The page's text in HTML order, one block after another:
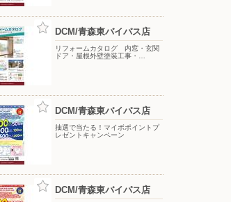
DCM/青森東バイパス店
リフォームカタログ 内窓・玄関
ドア・屋根外壁塗装工事・…
DCM/青森東バイパス店
抽選で当たる！マイボポイントプ
レゼントキャンペーン
DCM/青森東バイパス店